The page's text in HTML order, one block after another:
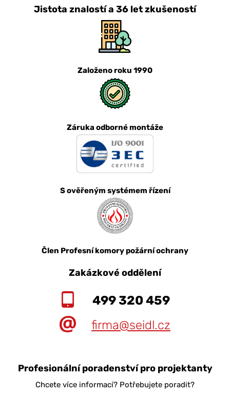
Jistota znalostí a 36 let zkušeností
Založeno roku 1990
Záruka odborné montáže
S ověřeným systémem řízení
Člen Profesní komory požární ochrany
Zakázkové oddělení
499 320 459
firma@seidl.cz
Profesionální poradenství pro projektanty
Chcete více informací? Potřebujete poradit?